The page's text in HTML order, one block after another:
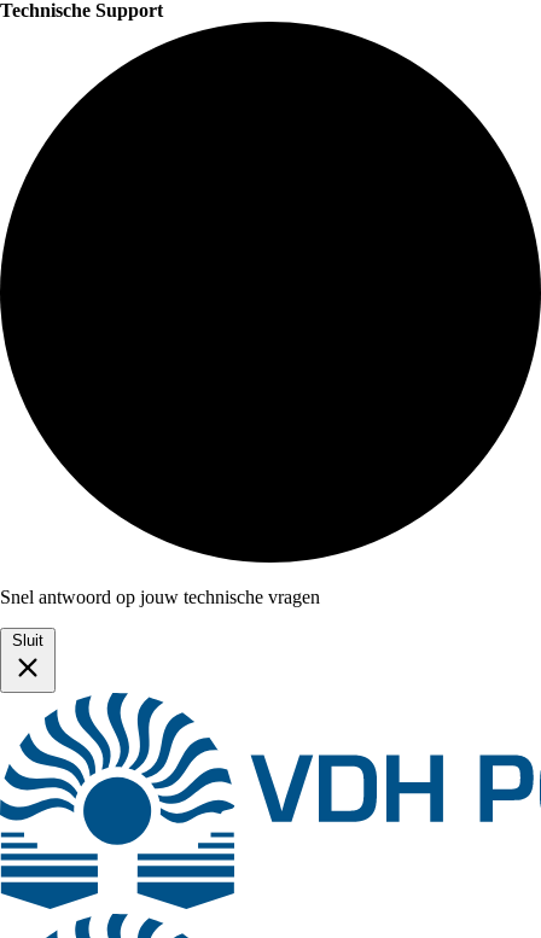
Technische Support
Snel antwoord op jouw technische vragen
Sluit